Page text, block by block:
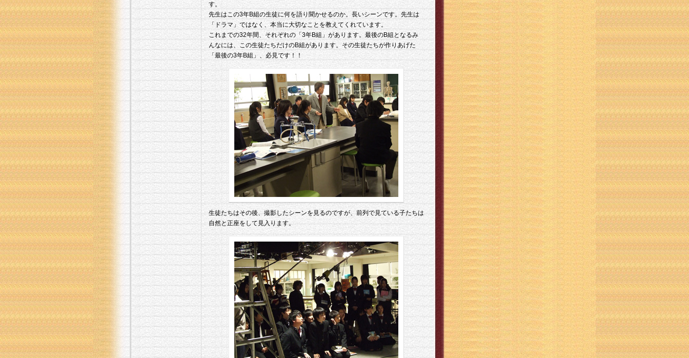
す。
先生はこの3年B組の生徒に何を語り聞かせるのか。長いシーンです。先生は
「ドラマ」ではなく、本当に大切なことを教えてくれています。
これまでの32年間、それぞれの「3年B組」があります。最後のB組となるみ
んなには、この生徒たちだけのB組があります。その生徒たちが作りあげた
「最後の3年B組」、必見です！！
生徒たちはその後、撮影したシーンを見るのですが、前列で見ている子たちは
自然と正座をして見入ります。